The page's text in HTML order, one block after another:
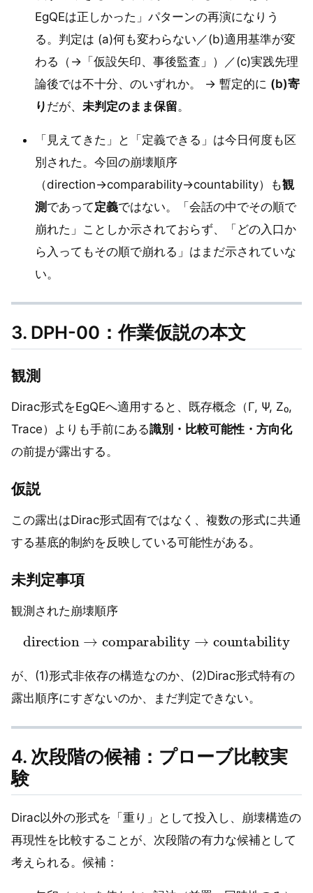
EgQEは正しかった」パターンの再演になりう
る。判定は (a)何も変わらない／(b)適用基準が変
わる（→「仮設矢印、事後監査」）／(c)実践先理
論後では不十分、のいずれか。 → 暫定的に (b)寄
り だが、 未判定のまま保留。
「見えてきた」と「定義できる」は今日何度も区
別された。今回の崩壊順序
（direction→comparability→countability）も観
測 であって定義ではない。「会話の中でその順で
崩れた」ことしか示されておらず、「どの入口か
ら入ってもその順で崩れる」はまだ示されていな
い。
3. DPH-00：作業仮説の本文
観測
Dirac形式をEgQEへ適用すると、既存概念（Γ, Ψ, Z₀,
Trace）よりも手前にある識別・比較可能性・方向化
の前提が露出する。
仮説
この露出はDirac形式固有ではなく、複数の形式に共通
する基底的制約を反映している可能性がある。
未判定事項
観測された崩壊順序
direction → comparability → countability
が、(1)形式非依存の構造なのか、(2)Dirac形式特有の
露出順序にすぎないのか、まだ判定できない。
4. 次段階の候補：プローブ比較実
験
Dirac以外の形式を「重り」として投入し、崩壊構造の
再現性を比較することが、次段階の有力な候補として
考えられる。候補：